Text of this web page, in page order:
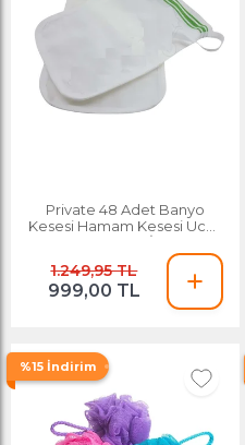
Private 48 Adet Banyo
Kesesi Hamam Kesesi Ucuz
Kese Polyester İpli Biyeli
1.249,95 TL
999,00 TL
%15 İndirim